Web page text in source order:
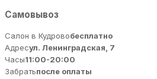
Самовывоз
Салон в Кудровобесплатно
Адресул. Ленинградская, 7
Часы11:00-20:00
Забратьпосле оплаты